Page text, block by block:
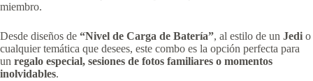
miembro.
Desde diseños de “Nivel de Carga de Batería”, al estilo de un Jedi o
cualquier temática que desees, este combo es la opción perfecta para
un regalo especial, sesiones de fotos familiares o momentos
inolvidables.